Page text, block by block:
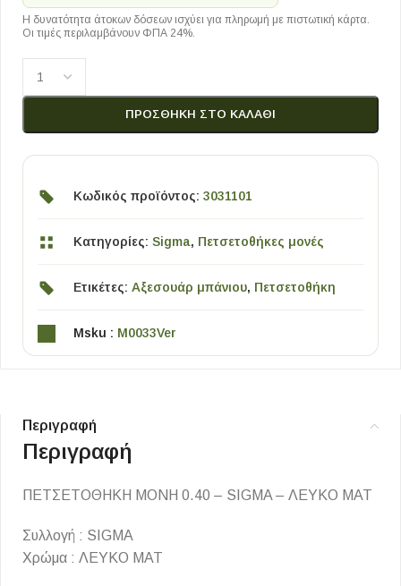
Η δυνατότητα άτοκων δόσεων ισχύει για πληρωμή με πιστωτική κάρτα.
Οι τιμές περιλαμβάνουν ΦΠΑ 24%.
ΠΡΟΣΘΉΚΗ ΣΤΟ ΚΑΛΆΘΙ
Κωδικός προϊόντος: 3031101
Κατηγορίες: Sigma, Πετσετοθήκες μονές
Ετικέτες: Αξεσουάρ μπάνιου, Πετσετοθήκη
Msku : M0033Ver
Περιγραφή
Περιγραφή
ΠΕΤΣΕΤΟΘΗΚΗ ΜΟΝΗ 0.40 – SIGMA – ΛΕΥΚΟ ΜΑΤ
Συλλογή : SIGMA
Χρώμα : ΛΕΥΚΟ ΜΑΤ